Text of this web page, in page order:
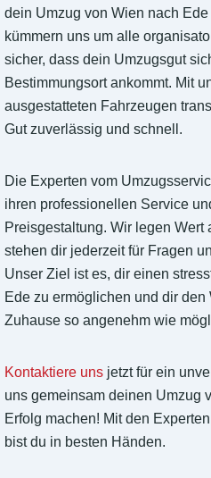
dein Umzug von Wien nach
kümmern uns um alle
sicher, dass dein Umzugsgut
Bestimmungsort ankommt. Mit
ausgestatteten Fahrzeugen
Gut zuverlässig und schnell.
Die Experten vom
ihren professionellen Service
Preisgestaltung. Wir legen
stehen dir jederzeit für Fragen
Unser Ziel ist es, dir einen
Ede zu ermöglichen und dir
Zuhause so angenehm wie
Kontaktiere uns jetzt für ein
uns gemeinsam deinen Umzug
Erfolg machen! Mit den
bist du in besten Händen.